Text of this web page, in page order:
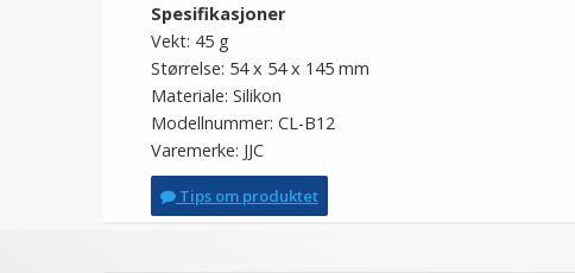
Spesifikasjoner
Vekt: 45 g
Størrelse: 54 x 54 x 145 mm
Materiale: Silikon
Modellnummer: CL-B12
Varemerke: JJC
Tips om produktet